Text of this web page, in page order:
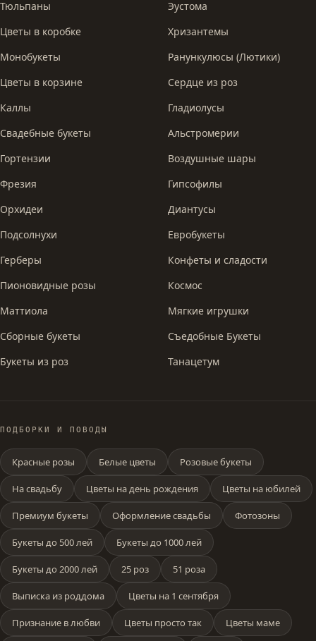
Тюльпаны
Цветы в коробке
Монобукеты
Цветы в корзине
Каллы
Свадебные букеты
Гортензии
Фрезия
Орхидеи
Подсолнухи
Герберы
Пионовидные розы
Маттиола
Сборные букеты
Букеты из роз
Эустома
Хризантемы
Ранункулюсы (Лютики)
Сердце из роз
Гладиолусы
Альстромерии
Воздушные шары
Гипсофилы
Диантусы
Евробукеты
Конфеты и сладости
Космос
Мягкие игрушки
Съедобные Букеты
Танацетум
ПОДБОРКИ И ПОВОДЫ
Красные розы Белые цветы Розовые букеты
На свадьбу Цветы на день рождения Цветы на юбилей
Премиум букеты Оформление свадьбы Фотозоны
Букеты до 500 лей Букеты до 1000 лей
Букеты до 2000 лей 25 роз 51 роза
Выписка из роддома Цветы на 1 сентября
Признание в любви Цветы просто так Цветы маме